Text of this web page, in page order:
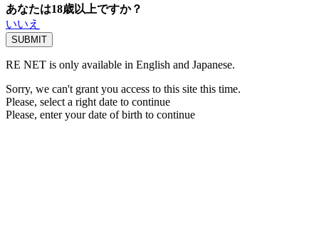
あなたは18歳以上ですか？
いいえ
RE NET is only available in English and Japanese.
Sorry, we can't grant you access to this site this time.
Please, select a right date to continue
Please, enter your date of birth to continue